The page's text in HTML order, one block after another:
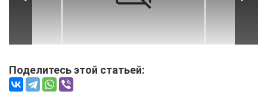
Поделитесь этой статьей: